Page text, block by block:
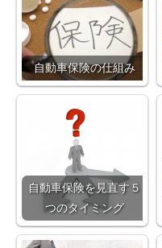
自動車保険の仕組み
自動車保険を見直す５
つのタイミング